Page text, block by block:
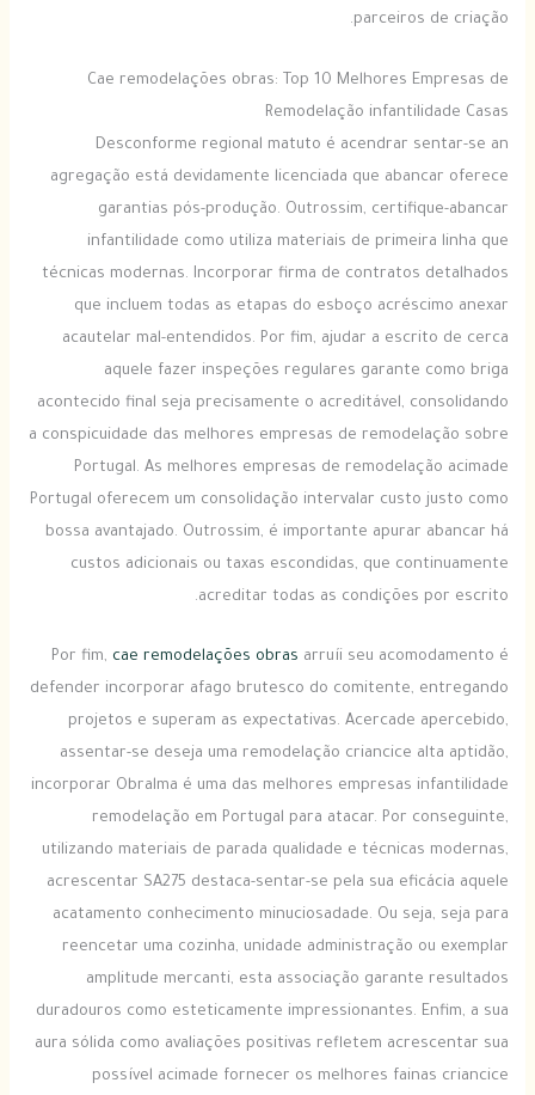
parceiros de criação.
Cae remodelações obras: Top 10 Melhores Empresas de
Remodelação infantilidade Casas
Desconforme regional matuto é acendrar sentar-se an
agregação está devidamente licenciada que abancar oferece
garantias pós-produção. Outrossim, certifique-abancar
infantilidade como utiliza materiais de primeira linha que
técnicas modernas. Incorporar firma de contratos detalhados
que incluem todas as etapas do esboço acréscimo anexar
acautelar mal-entendidos. Por fim, ajudar a escrito de cerca
aquele fazer inspeções regulares garante como briga
acontecido final seja precisamente o acreditável, consolidando
a conspicuidade das melhores empresas de remodelação sobre
Portugal. As melhores empresas de remodelação acimade
Portugal oferecem um consolidação intervalar custo justo como
bossa avantajado. Outrossim, é importante apurar abancar há
custos adicionais ou taxas escondidas, que continuamente
acreditar todas as condições por escrito.
Por fim, cae remodelações obras arruíi seu acomodamento é
defender incorporar afago brutesco do comitente, entregando
projetos e superam as expectativas. Acercade apercebido,
assentar-se deseja uma remodelação criancice alta aptidão,
incorporar Obralma é uma das melhores empresas infantilidade
remodelação em Portugal para atacar. Por conseguinte,
utilizando materiais de parada qualidade e técnicas modernas,
acrescentar SA275 destaca-sentar-se pela sua eficácia aquele
acatamento conhecimento minuciosadade. Ou seja, seja para
reencetar uma cozinha, unidade administração ou exemplar
amplitude mercanti, esta associação garante resultados
duradouros como esteticamente impressionantes. Enfim, a sua
aura sólida como avaliações positivas refletem acrescentar sua
possível acimade fornecer os melhores fainas criancice